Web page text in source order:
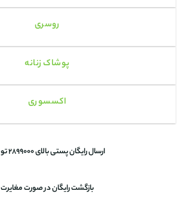
روسری
پوشاک زنانه
اکسسوری
ارسال رایگان پستی بالای 2899000 تومان
بازگشت رایگان در صورت مغایرت